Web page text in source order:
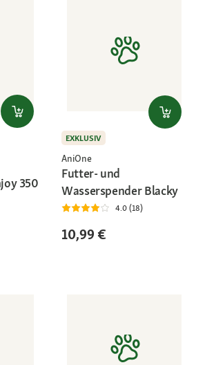
350
EXKLUSIV
AniOne
Futter- und
Wasserspender Blacky
4.0 (18)
10,99 €